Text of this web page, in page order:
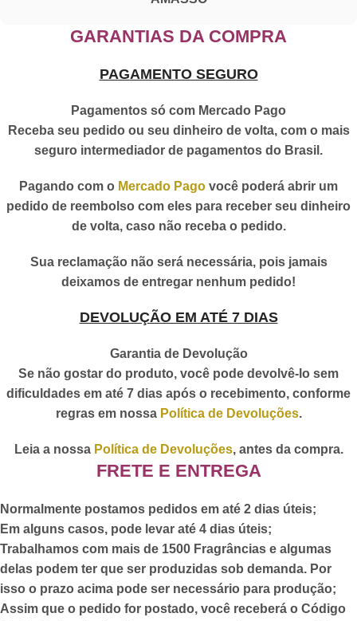
GARANTIAS DA COMPRA
PAGAMENTO SEGURO
Pagamentos só com Mercado Pago
Receba seu pedido ou seu dinheiro de volta, com o mais
seguro intermediador de pagamentos do Brasil.
Pagando com o Mercado Pago você poderá abrir um
pedido de reembolso com eles para receber seu dinheiro
de volta, caso não receba o pedido.
Sua reclamação não será necessária, pois jamais
deixamos de entregar nenhum pedido!
DEVOLUÇÃO EM ATÉ 7 DIAS
Garantia de Devolução
Se não gostar do produto, você pode devolvê-lo sem
dificuldades em até 7 dias após o recebimento, conforme
regras em nossa Política de Devoluções.
Leia a nossa Política de Devoluções, antes da compra.
FRETE E ENTREGA
Normalmente postamos pedidos em até 2 dias úteis;
Em alguns casos, pode levar até 4 dias úteis;
Trabalhamos com mais de 1500 Fragrâncias e algumas
delas podem ter que ser produzidas sob demanda. Por
isso o prazo acima pode ser necessário para produção;
Assim que o pedido for postado, você receberá o Código